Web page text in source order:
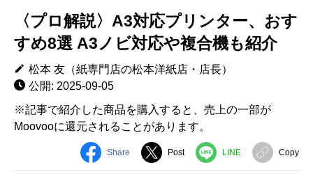
〈プロ解説〉A3対応プリンター、おす
すめ8選 A3ノビ対応や複合機も紹介
松本 友（紙専門店の松本洋紙店・店長）
公開: 2025-09-05
※記事で紹介した商品を購入すると、売上の一部が
Moovooに還元されることがあります。
Share Post LINE Copy